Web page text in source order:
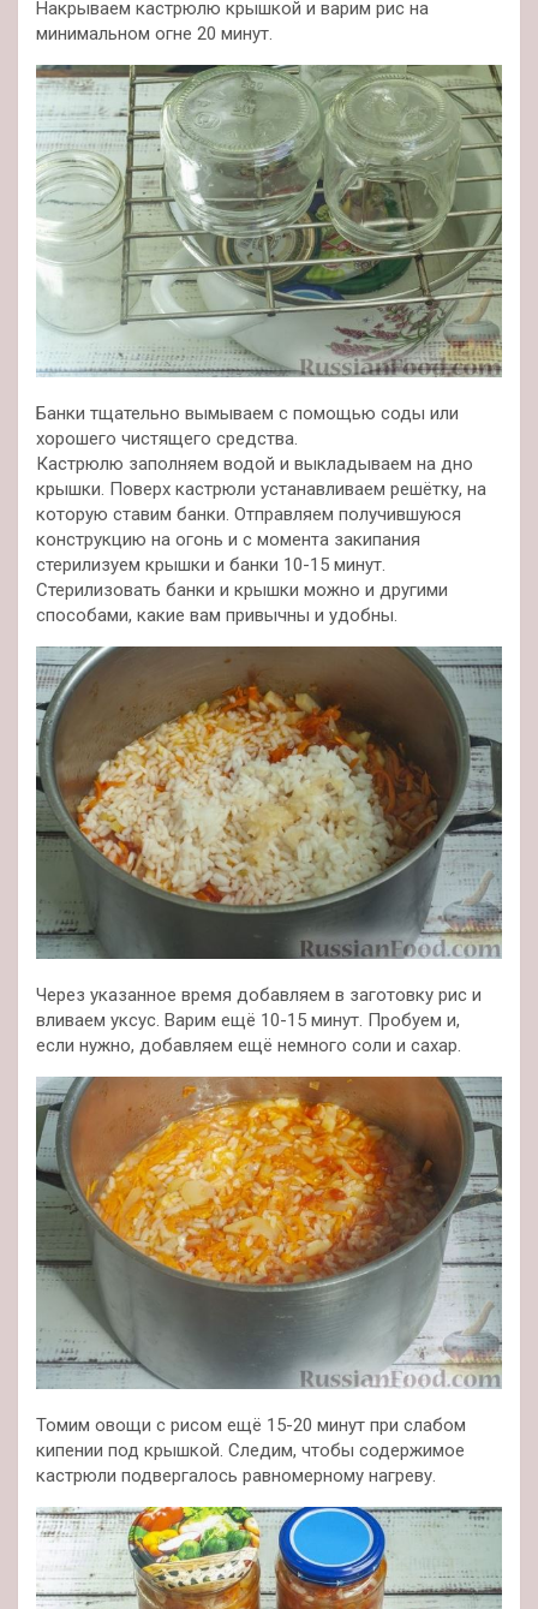
Накрываем кастрюлю крышкой и варим рис на
минимальном огне 20 минут.
Банки тщательно вымываем с помощью соды или
хорошего чистящего средства.
Кастрюлю заполняем водой и выкладываем на дно
крышки. Поверх кастрюли устанавливаем решётку, на
которую ставим банки. Отправляем получившуюся
конструкцию на огонь и с момента закипания
стерилизуем крышки и банки 10-15 минут.
Стерилизовать банки и крышки можно и другими
способами, какие вам привычны и удобны.
Через указанное время добавляем в заготовку рис и
вливаем уксус. Варим ещё 10-15 минут. Пробуем и,
если нужно, добавляем ещё немного соли и сахар.
Томим овощи с рисом ещё 15-20 минут при слабом
кипении под крышкой. Следим, чтобы содержимое
кастрюли подвергалось равномерному нагреву.